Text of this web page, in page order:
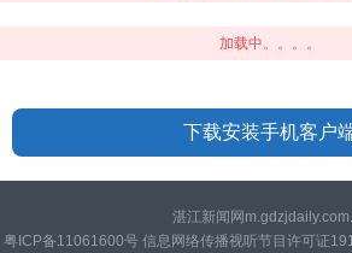
加载中。。。。
下载安装手机客户
湛江新闻网
粤ICP备11061600号 信息网络传播视听节目许可证